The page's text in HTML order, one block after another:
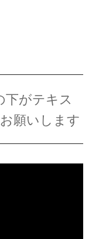
がテキス
願いします